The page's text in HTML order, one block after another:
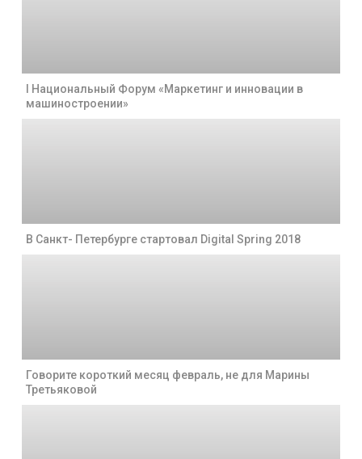
I Национальный Форум «Маркетинг и инновации в
машиностроении»
В Санкт- Петербурге стартовал Digital Spring 2018
Говорите короткий месяц февраль, не для Марины
Третьяковой